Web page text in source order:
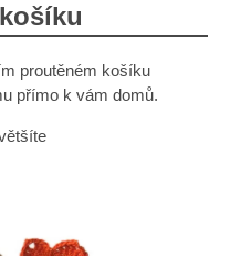
proutěném košíku
přímo k vám domů.